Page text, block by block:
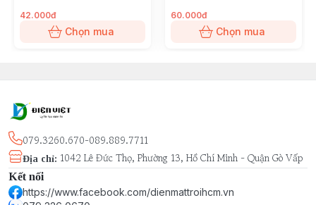
42.000đ
Chọn mua
60.000đ
Chọn mua
079.3260.670-089.889.7711
Địa chỉ: 1042 Lê Đức Thọ, Phường 13, Hồ Chí Minh - Quận Gò Vấp
Kết nối
https://www.facebook.com/dienmattroihcm.vn